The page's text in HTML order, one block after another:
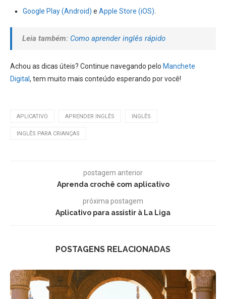
Google Play (Android) e Apple Store (iOS)
Leia também: Como aprender inglês rápido
Achou as dicas úteis? Continue navegando pelo Manchete
Digital, tem muito mais conteúdo esperando por você!
APLICATIVO APRENDER INGLÊS INGLÊS
INGLÊS PARA CRIANÇAS
postagem anterior
Aprenda crochê com aplicativo
próxima postagem
Aplicativo para assistir à La Liga
POSTAGENS RELACIONADAS